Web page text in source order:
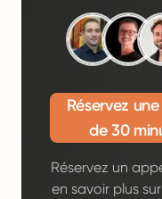
Réservez
de 30
Réservez un
en savoir plus